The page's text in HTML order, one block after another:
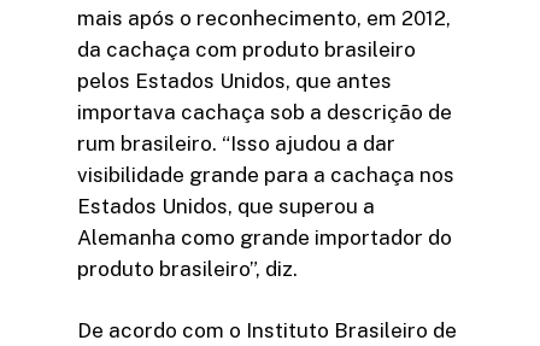
mais após o reconhecimento, em 2012,
da cachaça com produto brasileiro
pelos Estados Unidos, que antes
importava cachaça sob a descrição de
rum brasileiro. “Isso ajudou a dar
visibilidade grande para a cachaça nos
Estados Unidos, que superou a
Alemanha como grande importador do
produto brasileiro”, diz.
De acordo com o Instituto Brasileiro de